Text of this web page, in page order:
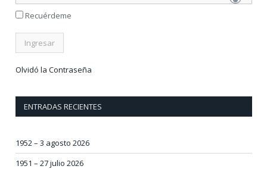
Recuérdeme
Olvidó la Contraseña
ENTRADAS RECIENTES
1952 – 3 agosto 2026
1951 – 27 julio 2026